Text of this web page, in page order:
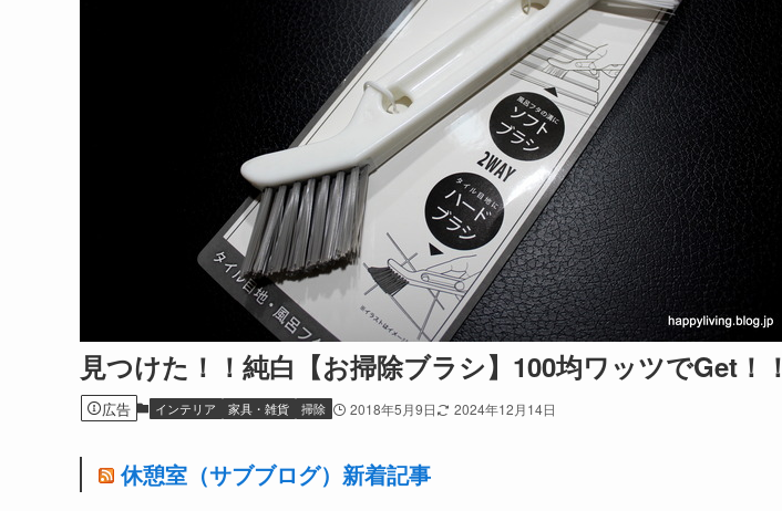
見つけた！！純白【お掃除ブラシ】100均ワッツでGet！！
広告 インテリア 家具・雑貨 掃除 2018年5月9日 2024年12月14日
休憩室（サブブログ）新着記事